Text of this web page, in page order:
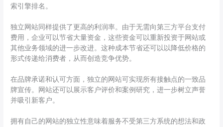
索引擎排名。
独立网站同样提供了更高的利润率。由于无需向第三方平台支付
费用，企业可以节省大量资金，这些资金可以重新投资于网站或
其他业务领域的进一步改进。这种成本节省还可以以降低价格的
形式传递给消费者，从而创造竞争优势。
在品牌承诺和认可方面，独立的网站可实现所有接触点的一致品
牌宣传。网站还可以展示客户评价和案例研究，进一步树立声誉
并吸引新客户。
拥有自己的网站的独立性意味着服务不受第三方系统的想法和政